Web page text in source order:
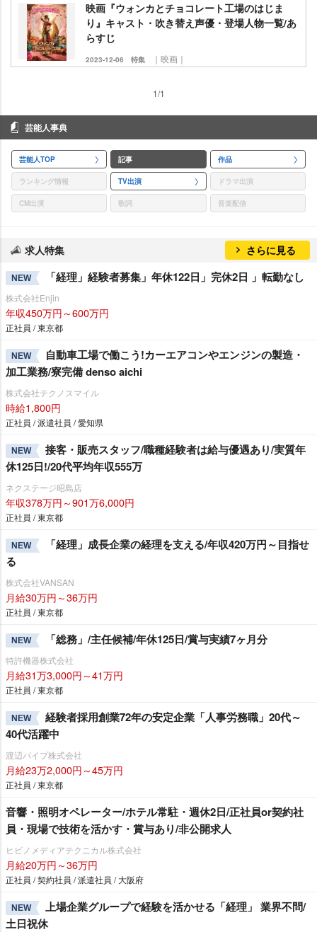
映画『ウォンカとチョコレート工場のはじま
り』キャスト・吹き替え声優・登場人物一覧/あ
らすじ
2023-12-06 特集 ｜映画｜
1/1
芸能人事典
芸能人TOP 記事 作品
ランキング情報 TV出演 ドラマ出演
CM出演 歌詞 音楽配信
求人特集 さらに見る
NEW 「経理」経験者募集」年休122日」完休2日 」転勤なし
株式会社Enjin
年収450万円～600万円
正社員 / 東京都
NEW
自動車工場で働こう!カーエアコンやエンジンの製造・
加工業務/寮完備 denso aichi
株式会社テクノスマイル
時給1,800円
正社員 / 派遣社員 / 愛知県
NEW
接客・販売スタッフ/職種経験者は給与優遇あり/実質年
休125日!/20代平均年収555万
ネクステージ昭島店
年収378万円～901万6,000円
正社員 / 東京都
NEW
「経理」成長企業の経理を支える/年収420万円～目指せ
る
株式会社VANSAN
月給30万円～36万円
正社員 / 東京都
NEW 「総務」/主任候補/年休125日/賞与実績7ヶ月分
特許機器株式会社
月給31万3,000円～41万円
正社員 / 東京都
NEW
経験者採用創業72年の安定企業「人事労務職」20代～
40代活躍中
渡辺パイプ株式会社
月給23万2,000円～45万円
正社員 / 東京都
音響・照明オペレーター/ホテル常駐・週休2日/正社員or契約社
員・現場で技術を活かす・賞与あり/非公開求人
ヒビノメディアテクニカル株式会社
月給20万円～36万円
正社員 / 契約社員 / 派遣社員 / 大阪府
NEW
上場企業グループで経験を活かせる「経理」 業界不問/
土日祝休